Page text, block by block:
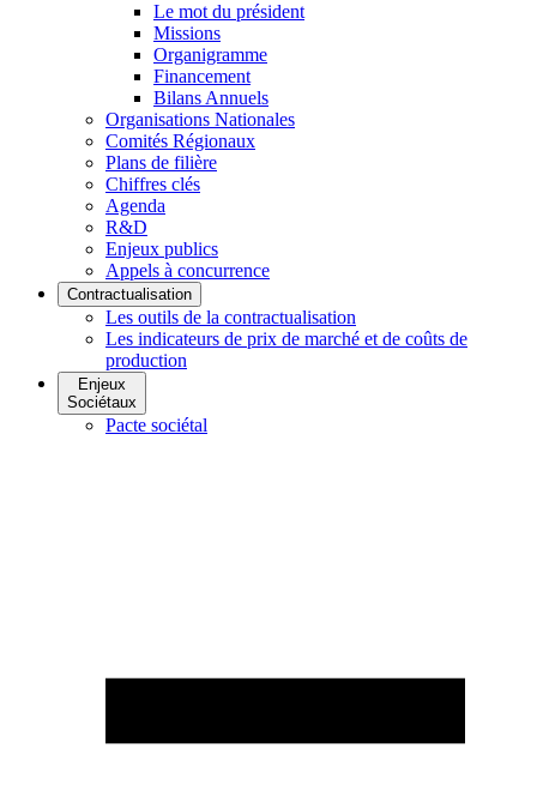
Le mot du président
Missions
Organigramme
Financement
Bilans Annuels
Organisations Nationales
Comités Régionaux
Plans de filière
Chiffres clés
Agenda
R&D
Enjeux publics
Appels à concurrence
Contractualisation
Les outils de la contractualisation
Les indicateurs de prix de marché et de coûts de
production
Enjeux
Sociétaux
Pacte sociétal